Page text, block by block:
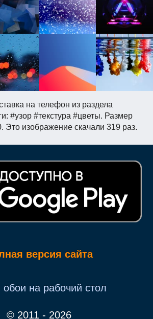
на телефон из раздела
#узор #текстура #цветы. Размер
Это изображение скачали 319 раз.
версия сайта
обои на рабочий стол
© 2011 - 2026